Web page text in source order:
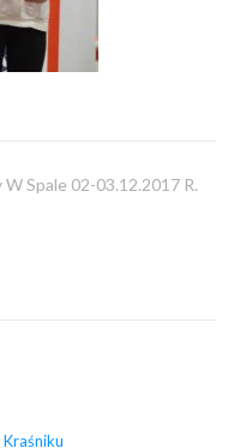
Spale 02-03.12.2017 R.